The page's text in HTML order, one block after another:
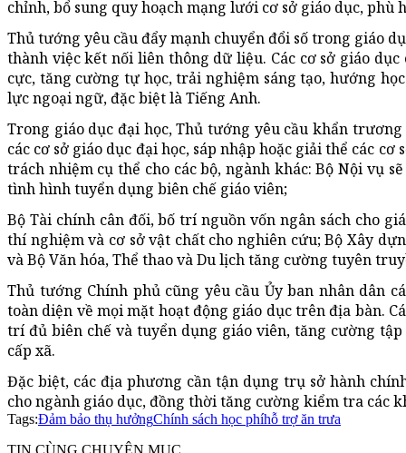
chỉnh, bổ sung quy hoạch mạng lưới cơ sở giáo dục,
Thủ tướng yêu cầu đẩy mạnh chuyển đổi số trong giáo
thành việc kết nối liên thông dữ liệu. Các cơ sở giáo
cực, tăng cường tự học, trải nghiệm sáng tạo, hướng
lực ngoại ngữ, đặc biệt là Tiếng Anh.
Trong giáo dục đại học, Thủ tướng yêu cầu khẩn
các cơ sở giáo dục đại học, sáp nhập hoặc giải thể các
trách nhiệm cụ thể cho các bộ, ngành khác: Bộ Nội vụ
tình hình tuyển dụng biên chế giáo viên;
Bộ Tài chính cân đối, bố trí nguồn vốn ngân sách cho
thí nghiệm và cơ sở vật chất cho nghiên cứu; Bộ Xây
và Bộ Văn hóa, Thể thao và Du lịch tăng cường tuyên
Thủ tướng Chính phủ cũng yêu cầu Ủy ban nhân dân
toàn diện về mọi mặt hoạt động giáo dục trên địa bàn.
trí đủ biên chế và tuyển dụng giáo viên, tăng cường
cấp xã.
Đặc biệt, các địa phương cần tận dụng trụ sở hành
cho ngành giáo dục, đồng thời tăng cường kiểm tra các
Tags:Đảm bảo thụ hưởngChính sách học phíhỗ trợ ăn trưa